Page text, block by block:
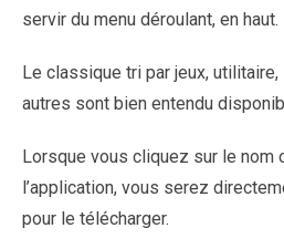
servir du menu déroulant, en haut.
Le classique tri par jeux,
autres sont bien entendu
Lorsque vous cliquez sur le nom
l’application, vous serez
pour le télécharger.